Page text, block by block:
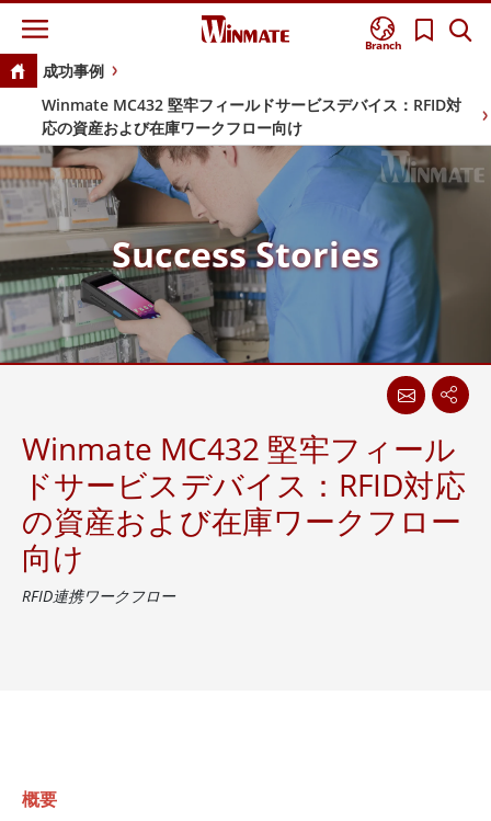
Branch
成功事例
Winmate MC432 堅牢フィールドサービスデバイス：RFID対
応の資産および在庫ワークフロー向け
Success Stories
Winmate MC432 堅牢フィール
ドサービスデバイス：RFID対応
の資産および在庫ワークフロー
向け
RFID連携ワークフロー
概要